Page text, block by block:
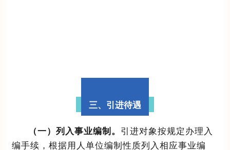
三、引进待遇
（一）列入事业编制。 引进对象按规定办理入
编手续，根据用人单位编制性质列入相应事业编